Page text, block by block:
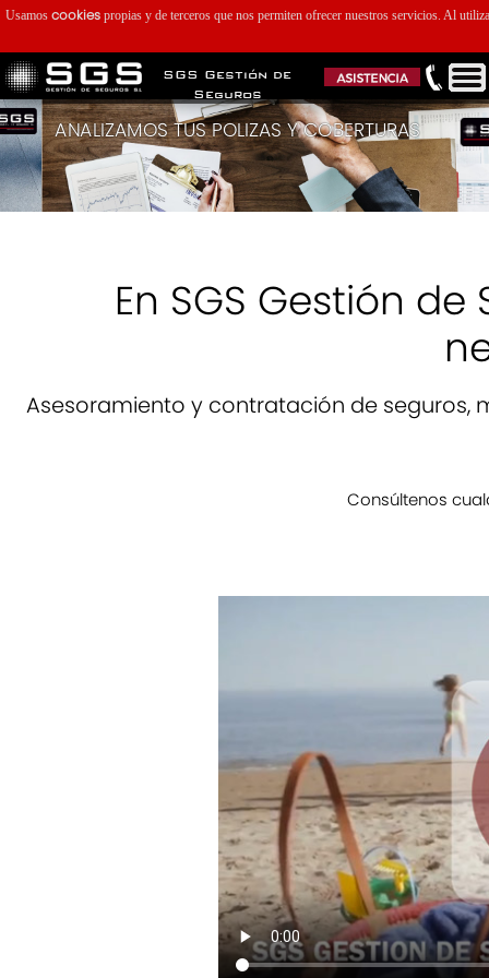
SGS Gestión de
Seguros
ANALIZAMOS TUS POLIZAS Y COBERTURAS
En SGS Gestión
Asesoramiento y contratación de seguros,
Consúltenos
Usamos cookies propias y de terceros que nos permiten ofrecer nuestros servicios. Al